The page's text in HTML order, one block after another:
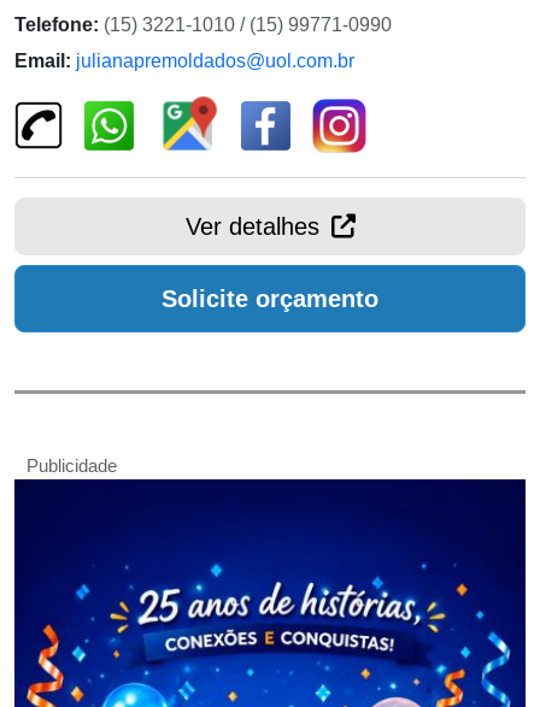
Telefone: (15) 3221-1010 / (15) 99771-0990
Email: julianapremoldados@uol.com.br
Ver detalhes
Solicite orçamento
Publicidade